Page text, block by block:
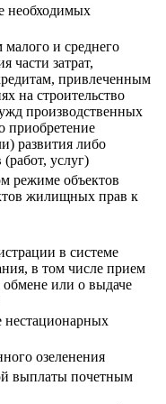
необходимых
малого и среднего
части затрат,
привлеченным
на строительство
производственных
приобретение
развития либо
услуг)
режиме объектов
жилищных прав к
в системе
в том числе прием
обмене или о выдаче
нестационарных
озеленения
выплаты почетным